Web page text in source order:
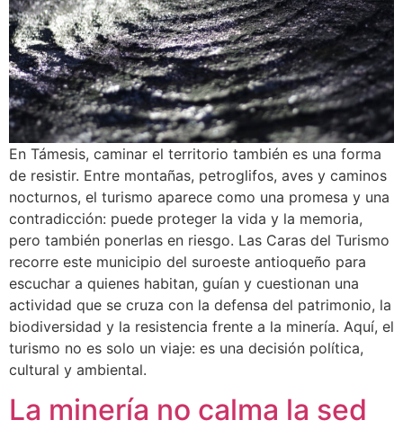
En Támesis, caminar el territorio también es una forma
de resistir. Entre montañas, petroglifos, aves y caminos
nocturnos, el turismo aparece como una promesa y una
contradicción: puede proteger la vida y la memoria,
pero también ponerlas en riesgo. Las Caras del Turismo
recorre este municipio del suroeste antioqueño para
escuchar a quienes habitan, guían y cuestionan una
actividad que se cruza con la defensa del patrimonio, la
biodiversidad y la resistencia frente a la minería. Aquí, el
turismo no es solo un viaje: es una decisión política,
cultural y ambiental.
La minería no calma la sed